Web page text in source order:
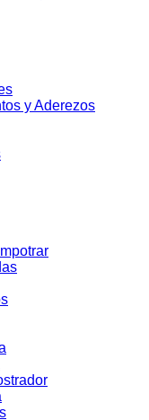
y Aderezos